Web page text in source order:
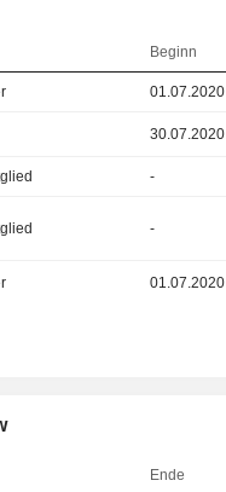
Beginn
01.07.2020
30.07.2020
-
-
01.07.2020
Ende